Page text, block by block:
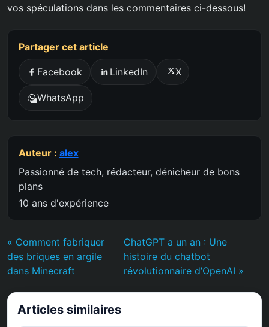
vos spéculations dans les commentaires ci-dessous!
Partager cet article
Facebook LinkedIn X
WhatsApp
Auteur : alex
Passionné de tech, rédacteur, dénicheur de bons
plans
10 ans d'expérience
« Comment fabriquer
des briques en argile
dans Minecraft
ChatGPT a un an : Une
histoire du chatbot
révolutionnaire d’OpenAI »
Articles similaires